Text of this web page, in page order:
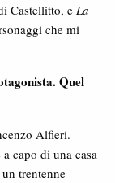
Castellitto, e La
che mi
Quel
Alfieri.
capo di una casa
trentenne